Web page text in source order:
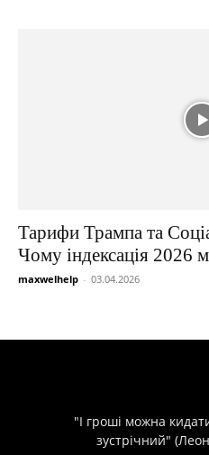
Тарифи Трампа та
Чому індексація 2026
maxwelhelp - 03.04.2026
"І гроші можна
зустрічний"